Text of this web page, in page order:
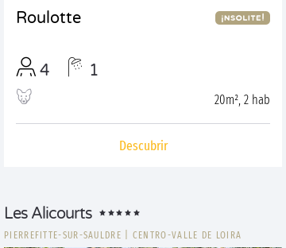
Roulotte
4 1
20m², 2 hab
Descubrir
Les Alicourts
PIERREFITTE-SUR-SAULDRE CENTRO-VALLE DE LOIRA